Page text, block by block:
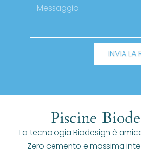
INVIA LA
Piscine
La tecnologia Biodesign è
Zero cemento e massima